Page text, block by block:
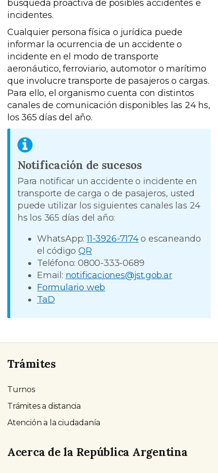
búsqueda proactiva de posibles accidentes e
incidentes.
Cualquier persona física o jurídica puede
informar la ocurrencia de un accidente o
incidente en el modo de transporte
aeronáutico, ferroviario, automotor o marítimo
que involucre transporte de pasajeros o cargas.
Para ello, el organismo cuenta con distintos
canales de comunicación disponibles las 24 hs,
los 365 días del año.
Notificación de sucesos
Para notificar un accidente o incidente en
transporte de carga o de pasajeros, usted
puede utilizar los siguientes canales las 24
hs los 365 días del año:
WhatsApp:11-3926-7174o escaneando
el códigoQR
Teléfono: 0800-333-0689
Email: notificaciones@jst.gob.ar
Formulario web
TaD
Trámites
Turnos
Trámites a distancia
Atención a la ciudadanía
Acerca de la República Argentina